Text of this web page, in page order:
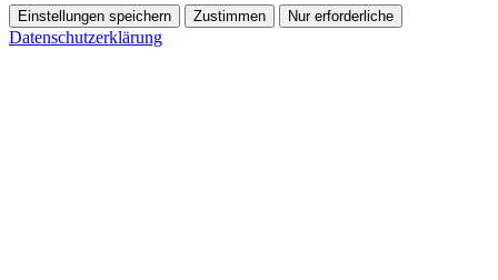
Einstellungen speichern Zustimmen Nur erforderliche
Datenschutzerklärung